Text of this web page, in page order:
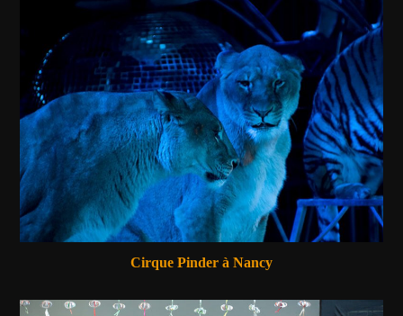
Cirque Pinder à Nancy